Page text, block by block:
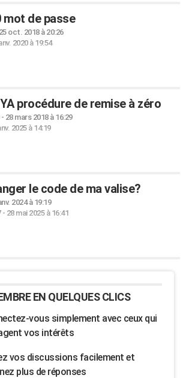
mot de passe
25 oct. 2018 à 20:26
2020 à 19:54
procédure de remise à zéro
- 28 mars 2018 à 16:29
2025 à 14:19
le code de ma valise?
2024 à 19:19
- 28 mai 2025 à 16:41
EN QUELQUES CLICS
vous simplement avec ceux qui
vos intérêts
vos discussions facilement et
plus de réponses